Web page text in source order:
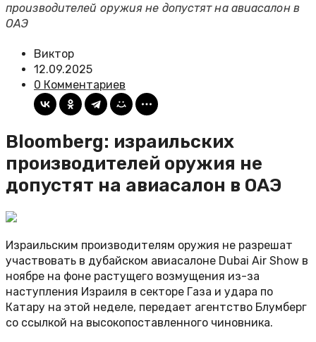
производителей оружия не допустят на авиасалон в
ОАЭ
Виктор
12.09.2025
0 Комментариев
Bloomberg: израильских
производителей оружия не
допустят на авиасалон в ОАЭ
Израильским производителям оружия не разрешат
участвовать в дубайском авиасалоне Dubai Air Show в
ноябре на фоне растущего возмущения из-за
наступления Израиля в секторе Газа и удара по
Катару на этой неделе, передает агентство Блумберг
со ссылкой на высокопоставленного чиновника.